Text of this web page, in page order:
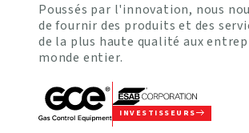
Poussés par l'innovation, nous
de fournir des produits et des
de la plus haute qualité aux
monde entier.
INVESTISSEURS